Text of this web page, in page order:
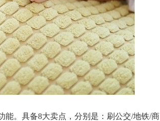
能。具备8大卖点，分别是：刷公交/地铁/商